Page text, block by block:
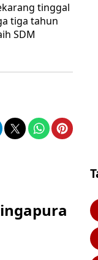
tinggal
tiga tahun
SDM